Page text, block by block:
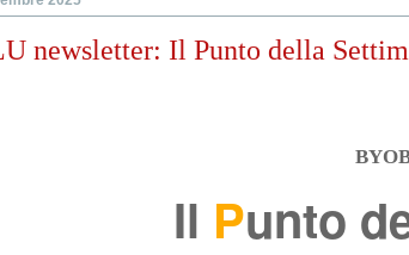
newsletter: Il Punto della
Il Punto